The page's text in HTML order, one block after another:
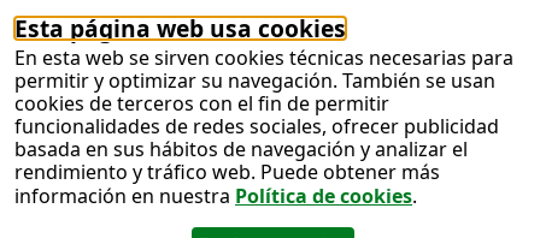
Esta página web usa cookies
En esta web se sirven cookies técnicas necesarias para
permitir y optimizar su navegación. También se usan
cookies de terceros con el fin de permitir
funcionalidades de redes sociales, ofrecer publicidad
basada en sus hábitos de navegación y analizar el
rendimiento y tráfico web. Puede obtener más
información en nuestra Política de cookies.